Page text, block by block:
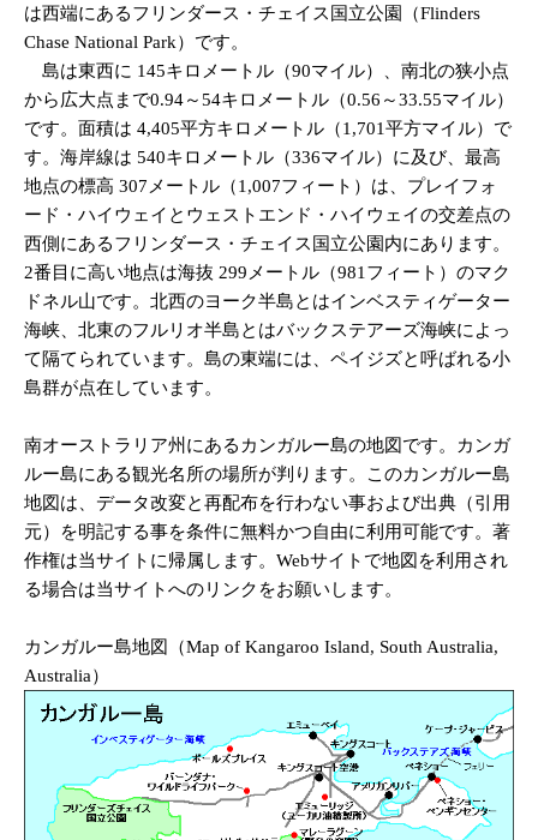
は西端にあるフリンダース・チェイス国立公園（Flinders
Chase National Park）です。
島は東西に 145キロメートル（90マイル）、南北の狭小点
から広大点まで0.94～54キロメートル（0.56～33.55マイル）
です。面積は 4,405平方キロメートル（1,701平方マイル）で
す。海岸線は 540キロメートル（336マイル）に及び、最高
地点の標高 307メートル（1,007フィート）は、プレイフォ
ード・ハイウェイとウェストエンド・ハイウェイの交差点の
西側にあるフリンダース・チェイス国立公園内にあります。
2番目に高い地点は海抜 299メートル（981フィート）のマク
ドネル山です。北西のヨーク半島とはインベスティゲーター
海峡、北東のフルリオ半島とはバックステアーズ海峡によっ
て隔てられています。島の東端には、ペイジズと呼ばれる小
島群が点在しています。
南オーストラリア州にあるカンガルー島の地図です。カンガ
ルー島にある観光名所の場所が判ります。このカンガルー島
地図は、データ改変と再配布を行わない事および出典（引用
元）を明記する事を条件に無料かつ自由に利用可能です。著
作権は当サイトに帰属します。Webサイトで地図を利用され
る場合は当サイトへのリンクをお願いします。
カンガルー島地図（Map of Kangaroo Island, South Australia,
Australia）